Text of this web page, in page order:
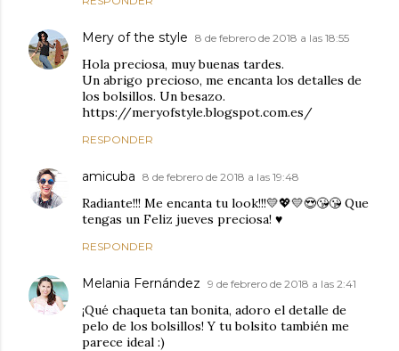
Mery of the style 8 de febrero de 2018 a las 18:55
Hola preciosa, muy buenas tardes.
Un abrigo precioso, me encanta los detalles de
los bolsillos. Un besazo.
https://meryofstyle.blogspot.com.es/
RESPONDER
amicuba 8 de febrero de 2018 a las 19:48
Radiante!!! Me encanta tu look!!!💛💖💛😍😘😘 Que
tengas un Feliz jueves preciosa! ♥️
RESPONDER
Melania Fernández 9 de febrero de 2018 a las 2:41
¡Qué chaqueta tan bonita, adoro el detalle de
pelo de los bolsillos! Y tu bolsito también me
parece ideal :)